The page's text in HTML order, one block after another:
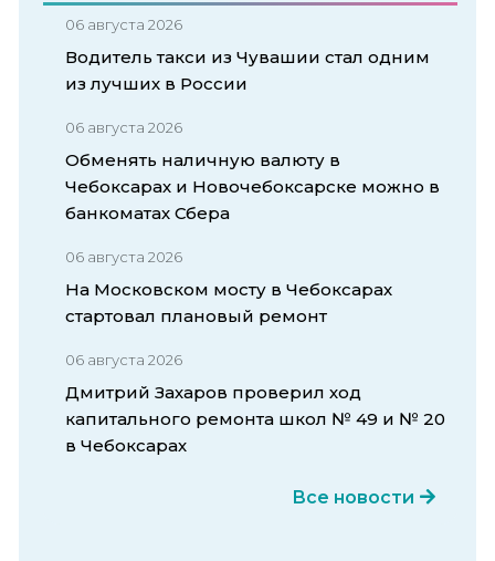
06 августа 2026
Водитель такси из Чувашии стал одним
из лучших в России
06 августа 2026
Обменять наличную валюту в
Чебоксарах и Новочебоксарске можно в
банкоматах Сбера
06 августа 2026
На Московском мосту в Чебоксарах
стартовал плановый ремонт
06 августа 2026
Дмитрий Захаров проверил ход
капитального ремонта школ № 49 и № 20
в Чебоксарах
Все новости